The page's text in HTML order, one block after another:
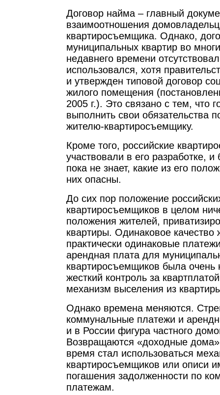
Договор найма – главный
взаимоотношения
квартиросъемщика. Однако,
муниципальных квартир во
недавнего времени
использовался, хотя
и утвержден типовой договор
жилого помещения
2005 г.). Это связано с тем, что
выполнить свои обязательства
жителю-квартиросъемщику.
Кроме того, российские
участвовали в его разработке,
пока не знает, какие из его
них опасны.
До сих пор положение
квартиросъемщиков в целом
положения жителей,
квартиры. Одинаковое
практически одинаковые
арендная плата для
квартиросъемщиков была очень
жесткий контроль за
механизм выселения из
Однако времена меняются.
коммунальные платежи и
и в России фигура частного
Возвращаются «доходные
время стал использоваться
квартиросъемщиков или описи
погашения задолженности по
платежам.